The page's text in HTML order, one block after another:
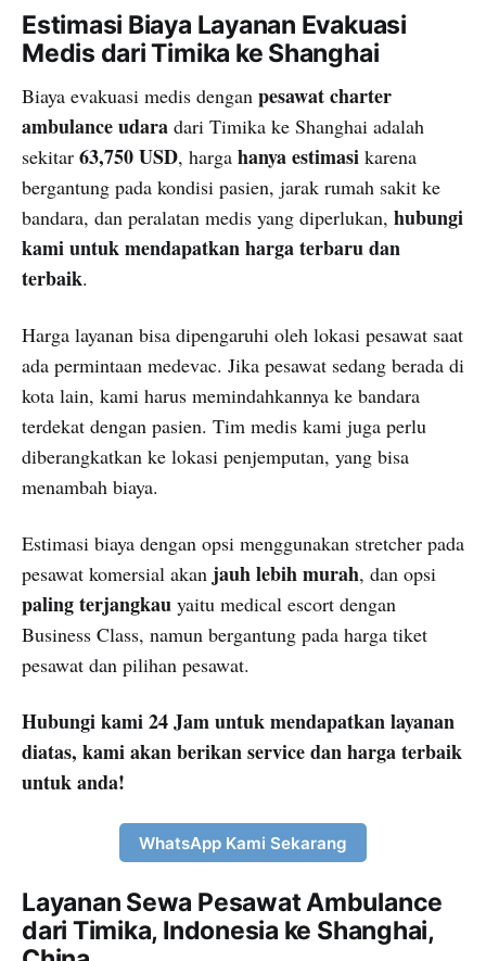
Estimasi Biaya Layanan Evakuasi
Medis dari Timika ke Shanghai
Biaya evakuasi medis dengan pesawat charter
ambulance udara dari Timika ke Shanghai adalah
sekitar 63,750 USD, harga hanya estimasi karena
bergantung pada kondisi pasien, jarak rumah sakit ke
bandara, dan peralatan medis yang diperlukan, hubungi
kami untuk mendapatkan harga terbaru dan
terbaik.
Harga layanan bisa dipengaruhi oleh lokasi pesawat saat
ada permintaan medevac. Jika pesawat sedang berada di
kota lain, kami harus memindahkannya ke bandara
terdekat dengan pasien. Tim medis kami juga perlu
diberangkatkan ke lokasi penjemputan, yang bisa
menambah biaya.
Estimasi biaya dengan opsi menggunakan stretcher pada
pesawat komersial akan jauh lebih murah, dan opsi
paling terjangkau yaitu medical escort dengan
Business Class, namun bergantung pada harga tiket
pesawat dan pilihan pesawat.
Hubungi kami 24 Jam untuk mendapatkan layanan
diatas, kami akan berikan service dan harga terbaik
untuk anda!
WhatsApp Kami Sekarang
Layanan Sewa Pesawat Ambulance
dari Timika, Indonesia ke Shanghai,